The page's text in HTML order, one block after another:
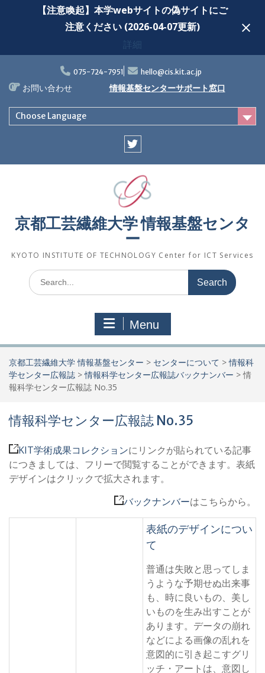
【注意喚起】本学webサイトの偽サイトにご
注意ください (2026-04-07更新)
詳細
content
075-724-7951 hello@cis.kit.ac.jp
お問い合わせ 情報基盤センターサポート窓口
Choose Language
京都工芸繊維大学 情報基盤センタ
ー
KYOTO INSTITUTE OF TECHNOLOGY Center for ICT Services
Search
for:
Menu
京都工芸繊維大学 情報基盤センター > センターについて >情報科
学センター広報誌 >情報科学センター広報誌バックナンバー >情
報科学センター広報誌 No.35
情報科学センター広報誌 No.35
KIT学術成果コレクションにリンクが貼られている記事
につきましては、フリーで閲覧することができます。表紙
デザインはクリックで拡大されます。
バックナンバーはこちらから。
表紙のデザインについ
て
普通は失敗と思ってしま
うような予期せぬ出来事
も、時に良いもの、美し
いものを生み出すことが
あります。データの崩れ
などによる画像の乱れを
意図的に引き起こすグリ
ッチ・アートは、意図し